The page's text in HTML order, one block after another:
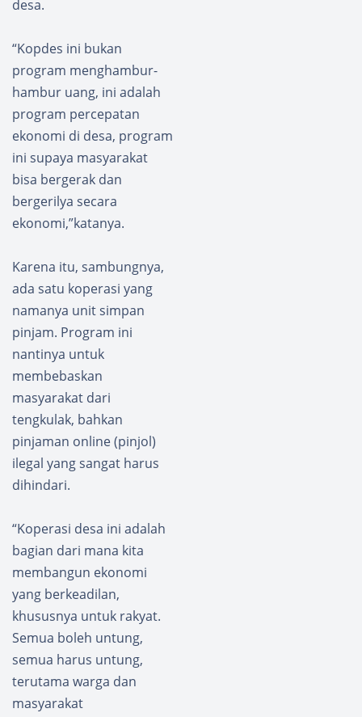
desa.
“Kopdes ini bukan
program menghambur-
hambur uang, ini adalah
program percepatan
ekonomi di desa, program
ini supaya masyarakat
bisa bergerak dan
bergerilya secara
ekonomi,”katanya.
Karena itu, sambungnya,
ada satu koperasi yang
namanya unit simpan
pinjam. Program ini
nantinya untuk
membebaskan
masyarakat dari
tengkulak, bahkan
pinjaman online (pinjol)
ilegal yang sangat harus
dihindari.
“Koperasi desa ini adalah
bagian dari mana kita
membangun ekonomi
yang berkeadilan,
khususnya untuk rakyat.
Semua boleh untung,
semua harus untung,
terutama warga dan
masyarakat